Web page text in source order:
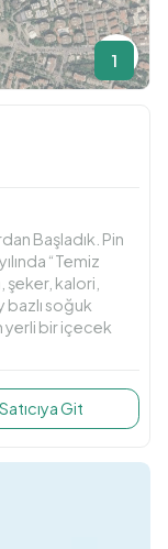
1
Başladık. Pin
“Temiz
şeker, kalori,
soğuk
yerli bir içecek
Satıcıya Git